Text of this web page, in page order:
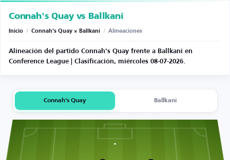
Connah's Quay vs Ballkani
Inicio / Connah's Quay × Ballkani / Alineaciones
Alineación del partido Connah's Quay frente a Ballkani en
Conference League | Clasificación, miércoles 08-07-2026.
Connah's Quay Ballkani